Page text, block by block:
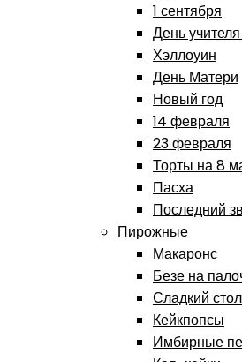
1 сентября
День
Хэллоуин
День Матери
Новый год
14 февраля
23 февраля
Торты на 8
Пасха
Последний
Пирожные
Макаронс
Безе на
Сладкий стол
Кейкпопсы
Имбирные